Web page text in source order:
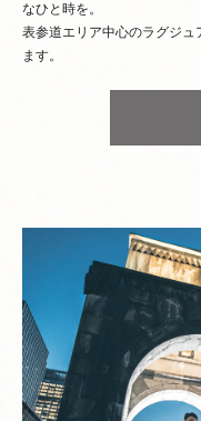
なひと時を。
表参道エリア中心のラグジ
ます。